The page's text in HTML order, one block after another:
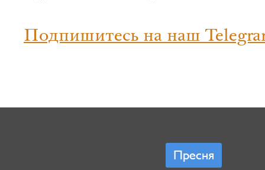
Подпишитесь на наш
Пресня